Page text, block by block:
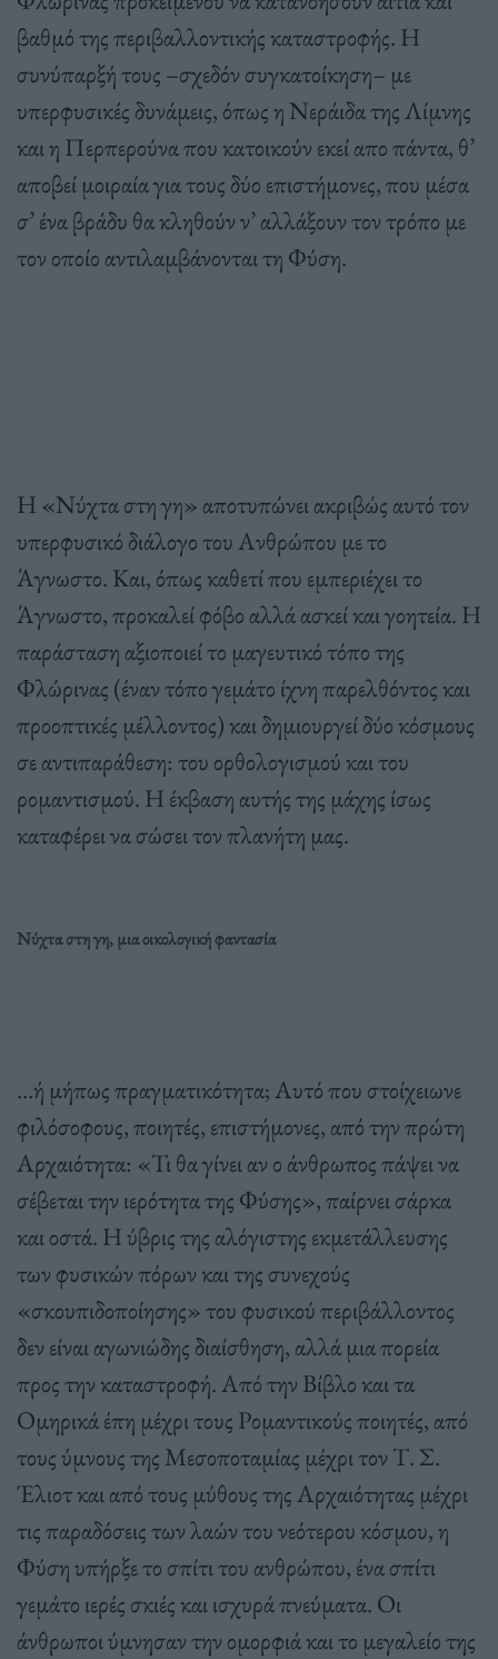
βαθμό της περιβαλλοντικής καταστροφής. Η
συνύπαρξή τους –σχεδόν συγκατοίκηση– με
υπερφυσικές δυνάμεις, όπως η Νεράιδα της Λίμνης
και η Περπερούνα που κατοικούν εκεί απο πάντα, θ’
αποβεί μοιραία για τους δύο επιστήμονες, που μέσα
σ’ ένα βράδυ θα κληθούν ν’ αλλάξουν τον τρόπο με
τον οποίο αντιλαμβάνονται τη Φύση.
Η «Νύχτα στη γη» αποτυπώνει ακριβώς αυτό τον
υπερφυσικό διάλογο του Ανθρώπου με το
Άγνωστο. Και, όπως καθετί που εμπεριέχει το
Άγνωστο, προκαλεί φόβο αλλά ασκεί και γοητεία. Η
παράσταση αξιοποιεί το μαγευτικό τόπο της
Φλώρινας (έναν τόπο γεμάτο ίχνη παρελθόντος και
προοπτικές μέλλοντος) και δημιουργεί δύο κόσμους
σε αντιπαράθεση: του ορθολογισμού και του
ρομαντισμού. Η έκβαση αυτής της μάχης ίσως
καταφέρει να σώσει τον πλανήτη μας.
Νύχτα στη γη, μια οικολογική φαντασία
…ή μήπως πραγματικότητα; Αυτό που στοίχειωνε
φιλόσοφους, ποιητές, επιστήμονες, από την πρώτη
Αρχαιότητα: «Τι θα γίνει αν ο άνθρωπος πάψει να
σέβεται την ιερότητα της Φύσης», παίρνει σάρκα
και οστά. Η ύβρις της αλόγιστης εκμετάλλευσης
των φυσικών πόρων και της συνεχούς
«σκουπιδοποίησης» του φυσικού περιβάλλοντος
δεν είναι αγωνιώδης διαίσθηση, αλλά μια πορεία
προς την καταστροφή. Από την Βίβλο και τα
Ομηρικά έπη μέχρι τους Ρομαντικούς ποιητές, από
τους ύμνους της Μεσοποταμίας μέχρι τον Τ. Σ.
Έλιοτ και από τους μύθους της Αρχαιότητας μέχρι
τις παραδόσεις των λαών του νεότερου κόσμου, η
Φύση υπήρξε το σπίτι του ανθρώπου, ένα σπίτι
γεμάτο ιερές σκιές και ισχυρά πνεύματα. Οι
άνθρωποι ύμνησαν την ομορφιά και το μεγαλείο της